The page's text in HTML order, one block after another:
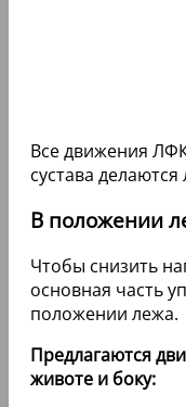
Все движения
сустава
В положении
Чтобы снизить
основная часть
положении лежа.
Предлагаются
животе и боку: